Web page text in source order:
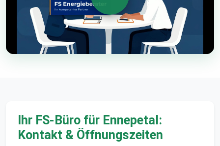
Ihr FS-Büro für Ennepetal:
Kontakt & Öffnungszeiten